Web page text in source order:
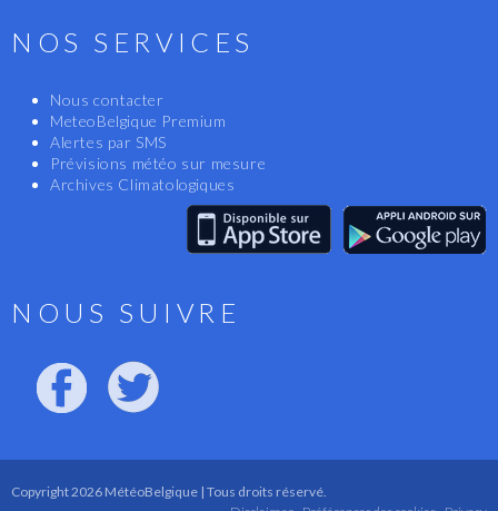
NOS SERVICES
Nous contacter
MeteoBelgique Premium
Alertes par SMS
Prévisions météo sur mesure
Archives Climatologiques
NOUS SUIVRE
Copyright 2026 MétéoBelgique | Tous droits réservé.